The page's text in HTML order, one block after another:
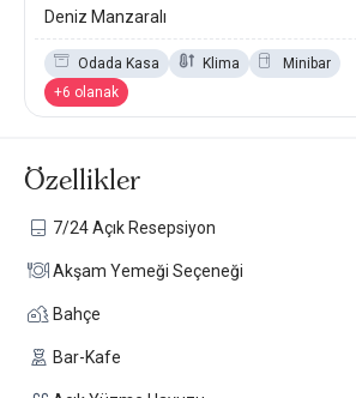
Deniz Manzaralı
Odada Kasa Klima
Minibar
+6 olanak
Özellikler
7/24 Açık Resepsiyon
Akşam Yemeği Seçeneği
Bahçe
Bar-Kafe